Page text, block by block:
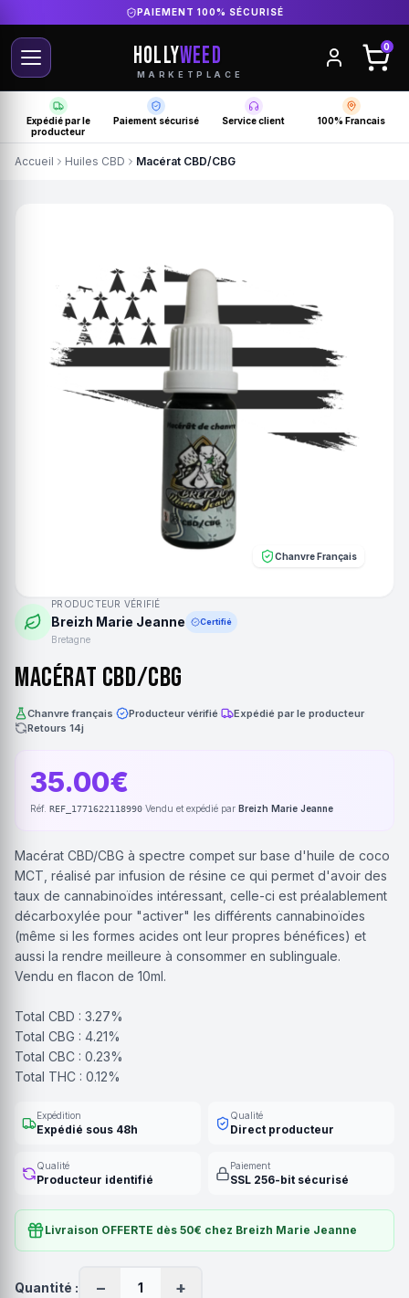
DIRECT PRODUCTEUR FRANÇAIS
HOLLYWEED
MARKETPLACE
0
Expédié par le
producteur
Paiement sécurisé Service client 100% Francais
Accueil Huiles CBD Macérat CBD/CBG
Chanvre Français
PRODUCTEUR VÉRIFIÉ
Breizh Marie Jeanne Certifié
Bretagne
Macérat CBD/CBG
Chanvre français Producteur vérifié Expédié par le producteur·
Retours 14j
35.00€
Réf. REF_1771622118990 Vendu et expédié par Breizh Marie Jeanne
Macérat CBD/CBG à spectre compet sur base d'huile de coco
MCT, réalisé par infusion de résine ce qui permet d'avoir des
taux de cannabinoïdes intéressant, celle-ci est préalablement
décarboxylée pour "activer" les différents cannabinoïdes
(même si les formes acides ont leur propres bénéfices) et
aussi la rendre meilleure à consommer en sublinguale.
Vendu en flacon de 10ml.
Total CBD : 3.27%
Total CBG : 4.21%
Total CBC : 0.23%
Total THC : 0.12%
Expédition
Expédié sous 48h
Qualité
Direct producteur
Qualité
Producteur identifié
Paiement
SSL 256-bit sécurisé
Livraison OFFERTE dès 50€ chez Breizh Marie Jeanne
Quantité : − 1 +